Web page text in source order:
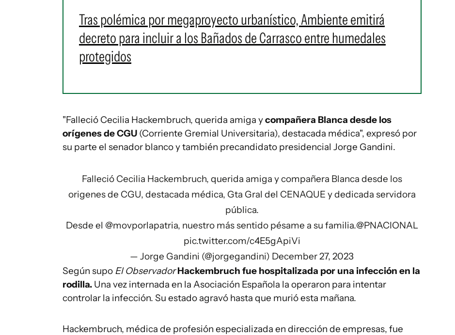
Tras polémica por megaproyecto urbanístico, Ambiente emitirá
decreto para incluir a los Bañados de Carrasco entre humedales
protegidos
"Falleció Cecilia Hackembruch, querida amiga ycompañera Blanca desde los
orígenes de CGU (Corriente Gremial Universitaria), destacada médica", expresó por
su parte el senador blanco y también precandidato presidencial Jorge Gandini.
Falleció Cecilia Hackembruch, querida amiga y compañera Blanca desde los
origenes de CGU, destacada médica, Gta Gral del CENAQUE y dedicada servidora
pública.
Desde el @movporlapatria, nuestro más sentido pésame a su familia.@PNACIONAL
pic.twitter.com/c4E5gApiVi
— Jorge Gandini (@jorgegandini) December 27, 2023
Según supo El Observador Hackembruch fue hospitalizada por una infección en la
rodilla. Una vez internada en la Asociación Española la operaron para intentar
controlar la infección. Su estado agravó hasta que murió esta mañana.
Hackembruch, médica de profesión especializada en dirección de empresas, fue